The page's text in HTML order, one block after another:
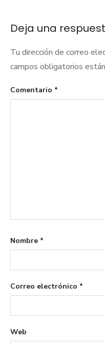
Deja una
Tu dirección de correo
campos obligatorios
Comentario *
Nombre *
Correo electrónico *
Web